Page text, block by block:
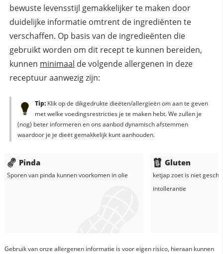
bewuste levensstijl gemakkelijker te maken door
duidelijke informatie omtrent de ingrediënten te
verschaffen. Op basis van de ingredieënten die
gebruikt worden om dit recept te kunnen bereiden,
kunnen minimaal de volgende allergenen in deze
receptuur aanwezig zijn:
Tip:Klik op de dikgedrukte dieëten/allergieën om aan te geven
met welke voedingsrestricties je te maken hebt. We zullen je
(nog) beter informeren en ons aanbod dynamisch afstemmen
waardoor je je dieët gemakkelijk kunt aanhouden.
Pinda
Sporen van pinda kunnen voorkomen inolie
Gluten
ketjap zoetis niet
intollerantie
Gebruik van onze allergenen informatie is voor eigen risico, hieraan kunnen